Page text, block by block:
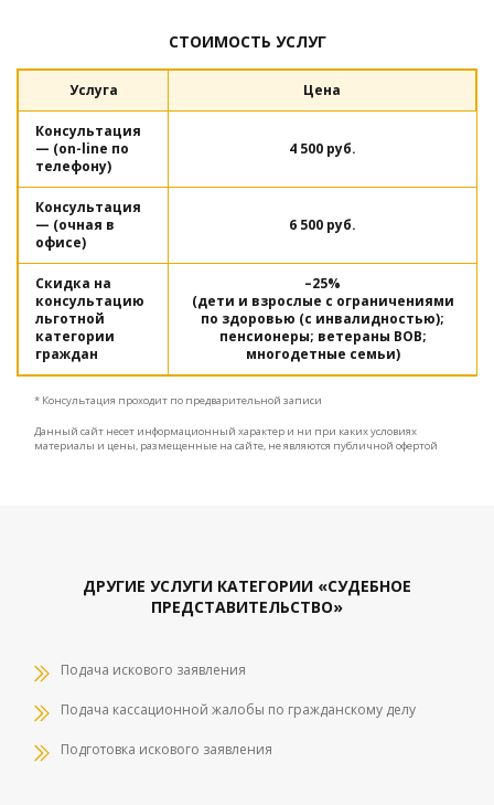
СТОИМОСТЬ УСЛУГ
Услуга Цена
Консультация
— (on-line по
телефону)
4 500 руб.
Консультация
— (очная в
офисе)
6 500 руб.
Скидка на
консультацию
льготной
категории
граждан
–25%
(дети и взрослые с ограничениями
по здоровью (с инвалидностью);
пенсионеры; ветераны ВОВ;
многодетные семьи)
* Консультация проходит по предварительной записи
Данный сайт несет информационный характер и ни при каких условиях
материалы и цены, размещенные на сайте, не являются публичной офертой
ДРУГИЕ УСЛУГИ КАТЕГОРИИ «СУДЕБНОЕ
ПРЕДСТАВИТЕЛЬСТВО»
Подача искового заявления
Подача кассационной жалобы по гражданскому делу
Подготовка искового заявления